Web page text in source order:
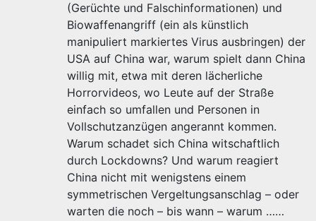
(Gerüchte und Falschinformationen) und
Biowaffenangriff (ein als künstlich
manipuliert markiertes Virus ausbringen) der
USA auf China war, warum spielt dann China
willig mit, etwa mit deren lächerliche
Horrorvideos, wo Leute auf der Straße
einfach so umfallen und Personen in
Vollschutzanzügen angerannt kommen.
Warum schadet sich China witschaftlich
durch Lockdowns? Und warum reagiert
China nicht mit wenigstens einem
symmetrischen Vergeltungsanschlag – oder
warten die noch – bis wann – warum ……